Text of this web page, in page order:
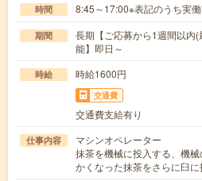
時間 8:45～17:00※表記のうち実働
期間
長期【ご応募から1週間以内
能】即日～
時給 時給1600円
交通費
交通費支給有り
仕事内容
マシンオペレーター
抹茶を機械に投入する、機
かくなった抹茶をさらに臼